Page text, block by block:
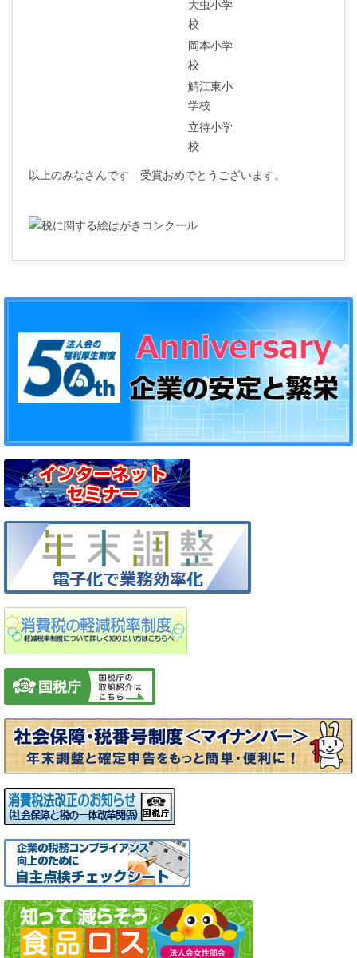
大虫小学
校
岡本小学
校
鯖江東小
学校
立待小学
校
以上のみなさんです 受賞おめでとうございます。